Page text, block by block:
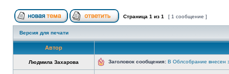
Страница 1 из 1 [ 1 сообщение ]
Версия для печати
Автор
Людмила Захарова Заголовок сообщения: В Облсобрание внесен